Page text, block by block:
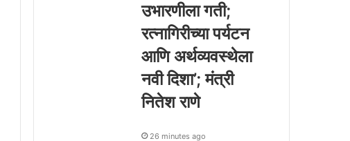
उभारणीला गती;
रत्नागिरीच्या पर्यटन
आणि अर्थव्यवस्थेला
नवी दिशा’; मंत्री
नितेश राणे
26 minutes ago